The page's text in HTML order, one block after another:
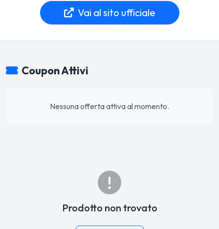
Vai al sito ufficiale
Coupon Attivi
Nessuna offerta attiva al momento.
Prodotto non trovato